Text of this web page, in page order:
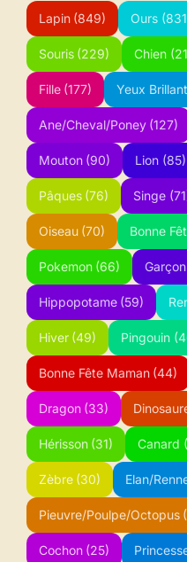
Lapin (849) Ours
Souris (229) Chien
Fille (177) Yeux
Ane/Cheval/Poney (127)
Mouton (90) Lion (85)
Pâques (76) Singe
Oiseau (70) Bonne
Pokemon (66) Garçon
Hippopotame (59)
Hiver (49) Pingouin
Bonne Fête Maman (44)
Dragon (33)
Hérisson (31) Canard
Zèbre (30) Elan/
Pieuvre/Poulpe/Octopus
Cochon (25)